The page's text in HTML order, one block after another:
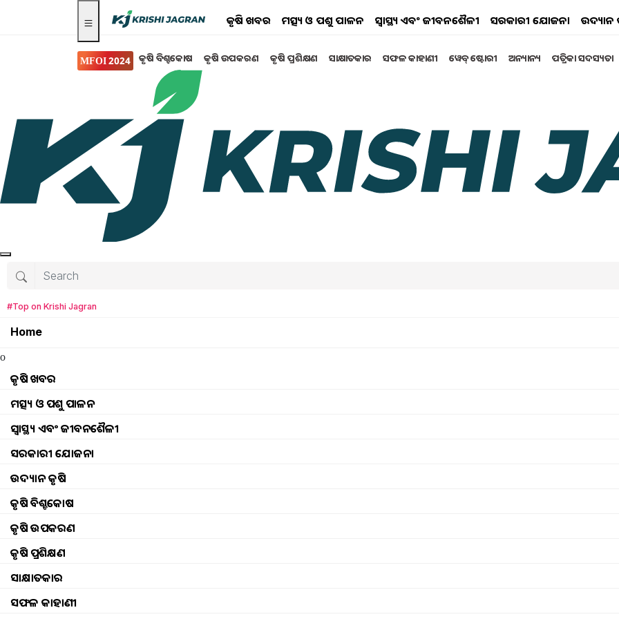
କୃଷି ଖବର ମତ୍ସ୍ୟ ଓ ପଶୁ ପାଳନ ସ୍ୱାସ୍ଥ୍ୟ ଏବଂ ଜୀବନଶୈଳୀ ସରକାରୀ ଯୋଜନା ଉଦ୍ୟାନ
MFOI 2024 କୃଷି ବିଶ୍ବକୋଷ କୃଷି ଉପକରଣ କୃଷି ପ୍ରଶିକ୍ଷଣ ସାକ୍ଷାତକାର ସଫଳ କାହାଣୀ ୱେବ୍ ଷ୍ଟୋରୀ ଅନ୍ୟାନ୍ୟ ପତ୍ରିକା ସଦସ୍ୟତା
#Top on Krishi Jagran
Home
o
କୃଷି ଖବର
ମତ୍ସ୍ୟ ଓ ପଶୁ ପାଳନ
ସ୍ୱାସ୍ଥ୍ୟ ଏବଂ ଜୀବନଶୈଳୀ
ସରକାରୀ ଯୋଜନା
ଉଦ୍ୟାନ କୃଷି
କୃଷି ବିଶ୍ବକୋଷ
କୃଷି ଉପକରଣ
କୃଷି ପ୍ରଶିକ୍ଷଣ
ସାକ୍ଷାତକାର
ସଫଳ କାହାଣୀ
ସ୍ୱାସ୍ଥ୍ୟ ଏବଂ ଜୀବନଶୈଳୀ
ଏହି ଗଛର ପତ୍ର ଓ ଫଳରେ ରହିଛି ଔଷଧୀୟ ଗୁଣ !
ବର୍ଦ୍ଧିତ କୋଲେଷ୍ଟ୍ରଲ୍ ନିୟନ୍ତ୍ରଣ କରିବାରେ ପୋଟଳ ସେବନ ସହାୟକ। ପ୍ରକୃତରେ, ପୋଟଳରେ କୋଲେଷ୍ଟ୍ରଲକୁ ହ୍ରାସ
କରୁଥିବା ଆଣ୍ଟି-ହାଇପରଲିପିଡେମିକ୍ ଗୁଣ ମିଳିଥାଏ। କୋଲେଷ୍ଟ୍ରଲ୍ ସମସ୍ୟା କମାଇବା ପାଇଁ ପୋଟଳ ଲାଭଦାୟକ
ହୋଇପାରେ।